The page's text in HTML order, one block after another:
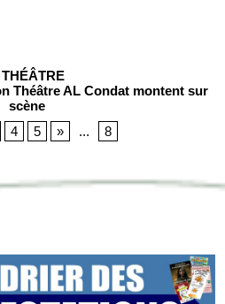
THÉÂTRE
Théâtre AL Condat montent sur
scène
4 5 » ... 8